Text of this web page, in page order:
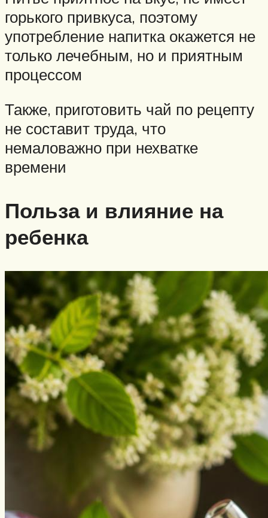
горького привкуса, поэтому
употребление напитка окажется не
только лечебным, но и приятным
процессом
Также, приготовить чай по рецепту
не составит труда, что
немаловажно при нехватке
времени
Польза и влияние на
ребенка